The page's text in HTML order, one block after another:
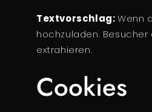
Textvorschlag:Wenn
hochzuladen.
extrahieren.
Cookies